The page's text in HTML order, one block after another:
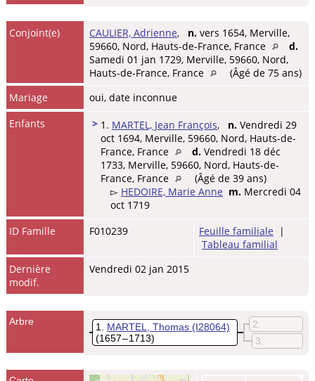
Conjoint(e) CAULIER, Adrienne, n. vers 1654, Merville,
59660, Nord, Hauts-de-France, France
d.
Samedi 01 jan 1729, Merville, 59660, Nord,
Hauts-de-France, France
(Âgé de 75 ans)
Mariage
oui, date inconnue
Enfants
> 1. MARTEL, Jean François, n. Vendredi 29
oct 1694, Merville, 59660, Nord, Hauts-de-
France, France
d. Vendredi 18 déc
1733, Merville, 59660, Nord, Hauts-de-
France, France
(Âgé de 39 ans)
▻ HEDOIRE, Marie Anne m. Mercredi 04
oct 1719
ID Famille
F010239 Feuille familiale |
Tableau familial
Dernière
modif.
Vendredi 02 jan 2015
Arbre 1 MARTEL, Thomas (I28064)
(1657 – 1713)
2
3